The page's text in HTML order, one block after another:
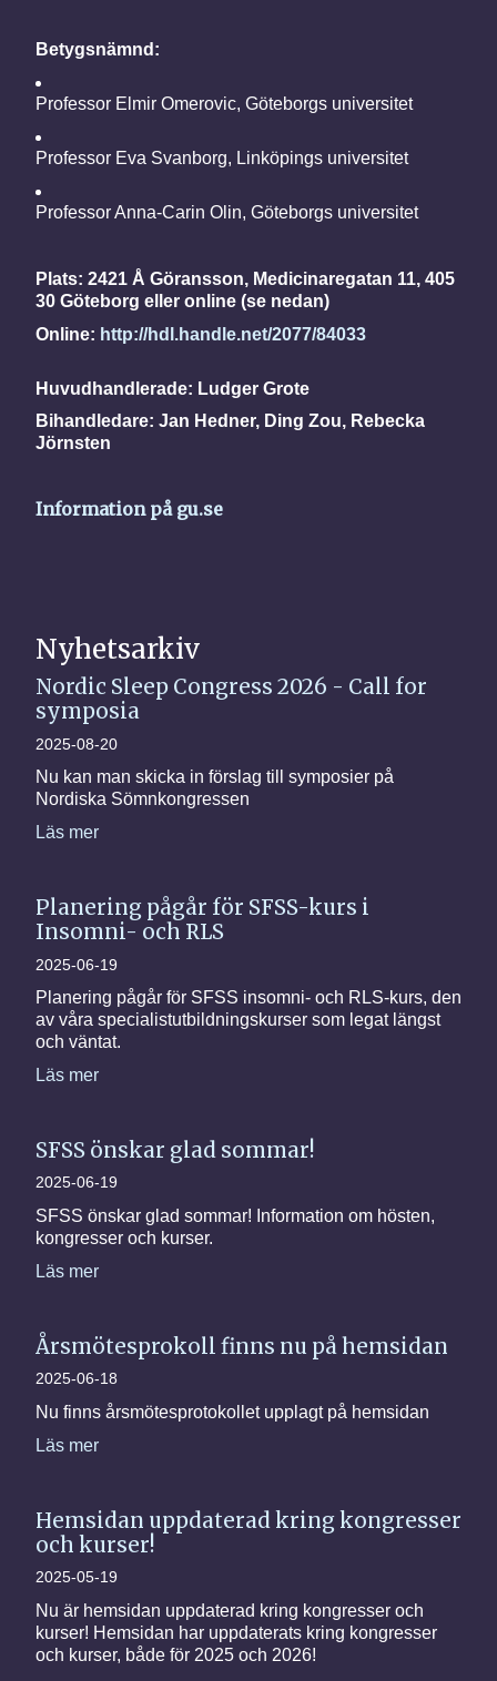
Betygsnämnd:
Professor Elmir Omerovic, Göteborgs universitet
Professor Eva Svanborg, Linköpings universitet
Professor Anna-Carin Olin, Göteborgs universitet
Plats: 2421 Å Göransson, Medicinaregatan 11, 405
30 Göteborg eller online (se nedan)
Online: http://hdl.handle.net/2077/84033
Huvudhandlerade: Ludger Grote
Bihandledare: Jan Hedner, Ding Zou, Rebecka
Jörnsten
Information på gu.se
Nyhetsarkiv
Nordic Sleep Congress 2026 - Call for
symposia
2025-08-20
Nu kan man skicka in förslag till symposier på
Nordiska Sömnkongressen
Läs mer
Planering pågår för SFSS-kurs i
Insomni- och RLS
2025-06-19
Planering pågår för SFSS insomni- och RLS-kurs, den
av våra specialistutbildningskurser som legat längst
och väntat.
Läs mer
SFSS önskar glad sommar!
2025-06-19
SFSS önskar glad sommar! Information om hösten,
kongresser och kurser.
Läs mer
Årsmötesprokoll finns nu på hemsidan
2025-06-18
Nu finns årsmötesprotokollet upplagt på hemsidan
Läs mer
Hemsidan uppdaterad kring kongresser
och kurser!
2025-05-19
Nu är hemsidan uppdaterad kring kongresser och
kurser! Hemsidan har uppdaterats kring kongresser
och kurser, både för 2025 och 2026!